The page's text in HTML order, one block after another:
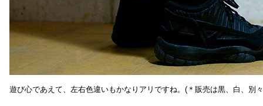
遊び心であえて、左右色違いもかなりアリですね。(＊販売は黒、白、別